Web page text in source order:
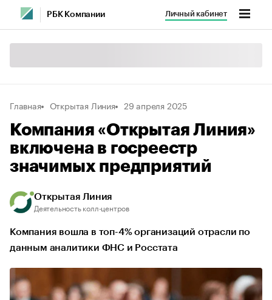
РБК Компании Личный кабинет
Главная Открытая Линия 29 апреля 2025
Компания «Открытая Линия»
включена в госреестр
значимых предприятий
Открытая Линия
Деятельность колл-центров
Компания вошла в топ-4% организаций отрасли по
данным аналитики ФНС и Росстата